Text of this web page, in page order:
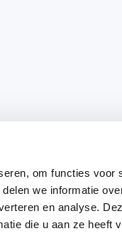
om functies voor
we informatie
en analyse.
die u aan ze heeft